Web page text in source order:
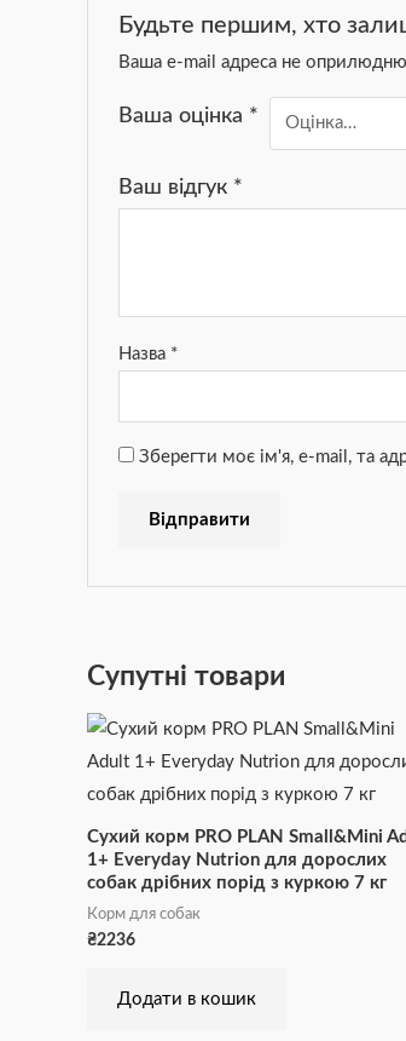
Будьте першим, хто
Ваша e-mail адреса не
Ваша оцінка *
Ваш відгук *
Назва *
Зберегти моє ім'я, e-mail, та
Супутні товари
Сухий корм PRO PLAN Small&Mini
1+ Everyday Nutrion для дорослих
собак дрібних порід з куркою 7 кг
Корм для собак
₴2236
Додати в кошик